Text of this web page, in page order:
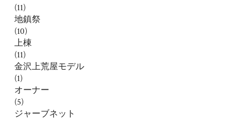
(11)
地鎮祭
(10)
上棟
(11)
金沢上荒屋モデル
(1)
オーナー
(5)
ジャーブネット